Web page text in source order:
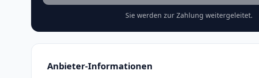
Sie werden zur Zahlung weitergeleitet.
Anbieter-Informationen